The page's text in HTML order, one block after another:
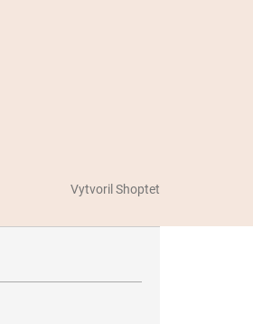
Vytvoril Shoptet